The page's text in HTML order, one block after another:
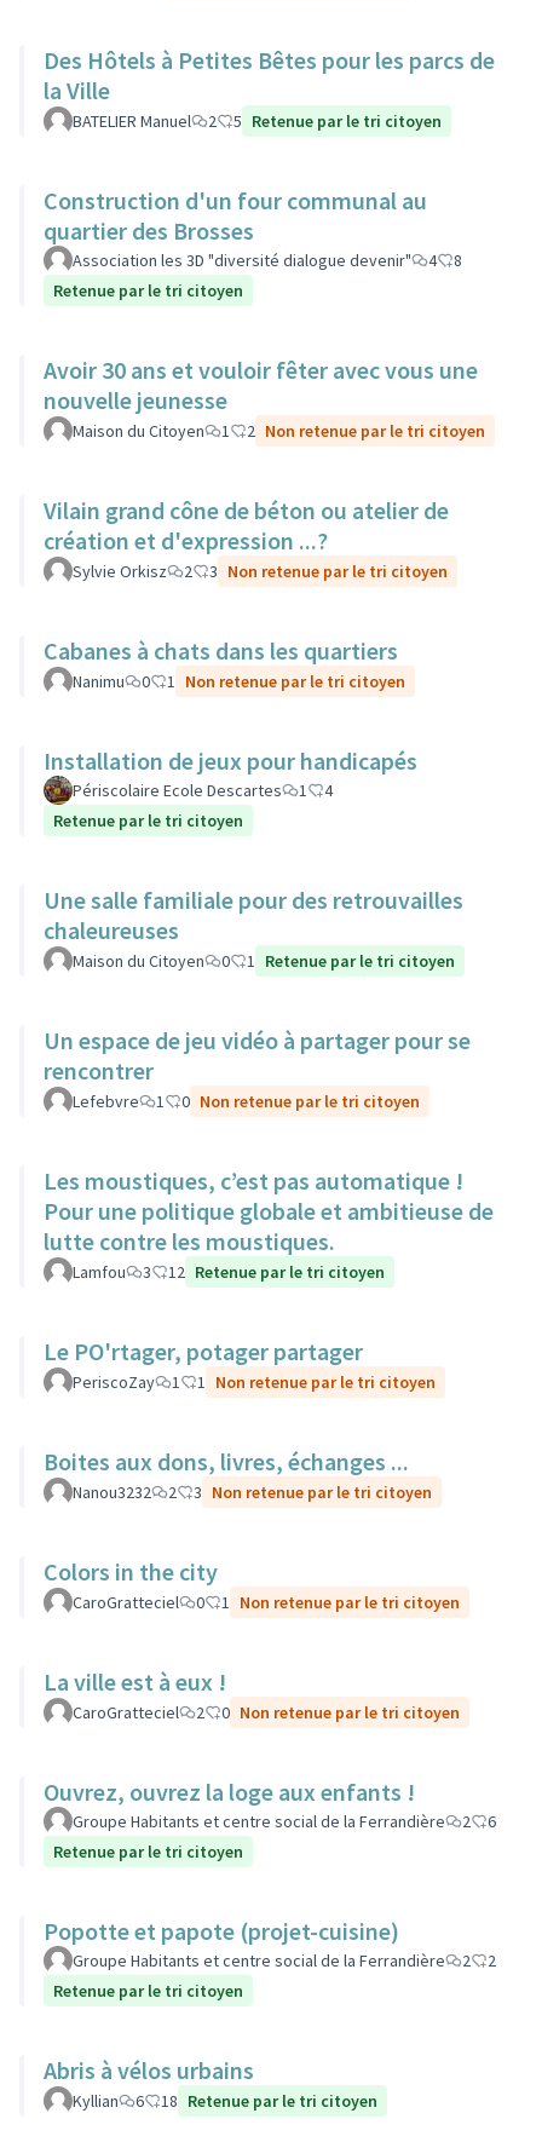
Des Hôtels à Petites Bêtes pour les parcs de
la Ville
BATELIER Manuel 2 5 Retenue par le tri citoyen
Construction d'un four communal au
quartier des Brosses
Association les 3D "diversité dialogue devenir" 4
8
Retenue par le tri citoyen
Avoir 30 ans et vouloir fêter avec vous une
nouvelle jeunesse
Maison du Citoyen 1 2 Non retenue par le tri citoyen
Vilain grand cône de béton ou atelier de
création et d'expression ...?
Sylvie Orkisz 2 3 Non retenue par le tri citoyen
Cabanes à chats dans les quartiers
Nanimu 0 1 Non retenue par le tri citoyen
Installation de jeux pour handicapés
Périscolaire Ecole Descartes 1
4
Retenue par le tri citoyen
Une salle familiale pour des retrouvailles
chaleureuses
Maison du Citoyen 0 1 Retenue par le tri citoyen
Un espace de jeu vidéo à partager pour se
rencontrer
Lefebvre 1 0 Non retenue par le tri citoyen
Les moustiques, c’est pas automatique !
Pour une politique globale et ambitieuse de
lutte contre les moustiques.
Lamfou 3 12 Retenue par le tri citoyen
Le PO'rtager, potager partager
PeriscoZay 1 1 Non retenue par le tri citoyen
Boites aux dons, livres, échanges ...
Nanou3232 2 3 Non retenue par le tri citoyen
Colors in the city
CaroGratteciel 0 1 Non retenue par le tri citoyen
La ville est à eux !
CaroGratteciel 2 0 Non retenue par le tri citoyen
Ouvrez, ouvrez la loge aux enfants !
Groupe Habitants et centre social de la Ferrandière 2
6
Retenue par le tri citoyen
Popotte et papote (projet-cuisine)
Groupe Habitants et centre social de la Ferrandière 2
2
Retenue par le tri citoyen
Abris à vélos urbains
Kyllian 6 18 Retenue par le tri citoyen